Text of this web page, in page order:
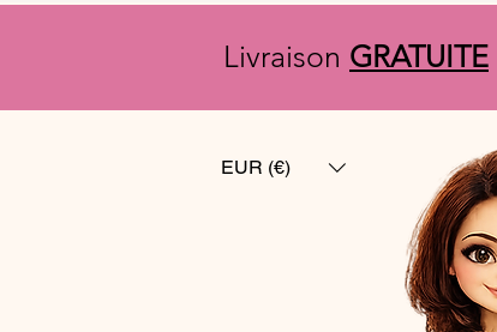
Livraison GRATUITE
EUR (€)